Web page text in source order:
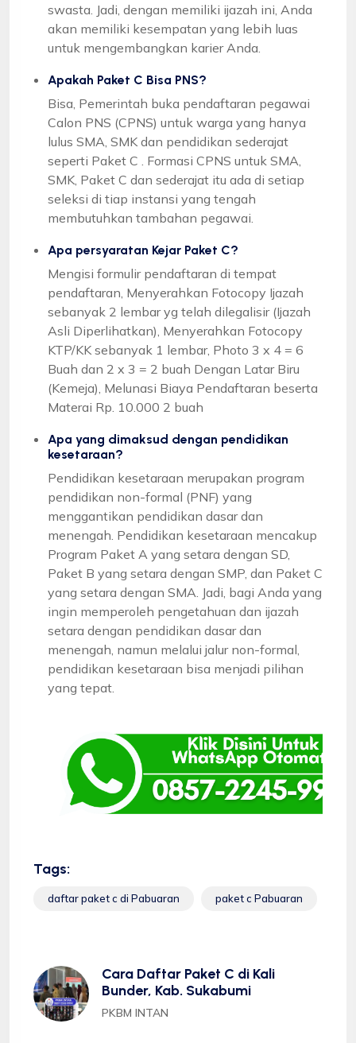
swasta. Jadi, dengan memiliki ijazah ini, Anda
akan memiliki kesempatan yang lebih luas
untuk mengembangkan karier Anda.
Apakah Paket C Bisa PNS?
Bisa, Pemerintah buka pendaftaran pegawai
Calon PNS (CPNS) untuk warga yang hanya
lulus SMA, SMK dan pendidikan sederajat
seperti Paket C . Formasi CPNS untuk SMA,
SMK, Paket C dan sederajat itu ada di setiap
seleksi di tiap instansi yang tengah
membutuhkan tambahan pegawai.
Apa persyaratan Kejar Paket C?
Mengisi formulir pendaftaran di tempat
pendaftaran, Menyerahkan Fotocopy Ijazah
sebanyak 2 lembar yg telah dilegalisir (Ijazah
Asli Diperlihatkan), Menyerahkan Fotocopy
KTP/KK sebanyak 1 lembar, Photo 3 x 4 = 6
Buah dan 2 x 3 = 2 buah Dengan Latar Biru
(Kemeja), Melunasi Biaya Pendaftaran beserta
Materai Rp. 10.000 2 buah
Apa yang dimaksud dengan pendidikan
kesetaraan?
Pendidikan kesetaraan merupakan program
pendidikan non-formal (PNF) yang
menggantikan pendidikan dasar dan
menengah. Pendidikan kesetaraan mencakup
Program Paket A yang setara dengan SD,
Paket B yang setara dengan SMP, dan Paket C
yang setara dengan SMA. Jadi, bagi Anda yang
ingin memperoleh pengetahuan dan ijazah
setara dengan pendidikan dasar dan
menengah, namun melalui jalur non-formal,
pendidikan kesetaraan bisa menjadi pilihan
yang tepat.
Tags:
daftar paket c di Pabuaran paket c Pabuaran
Cara Daftar Paket C di Kali
Bunder, Kab. Sukabumi
PKBM INTAN